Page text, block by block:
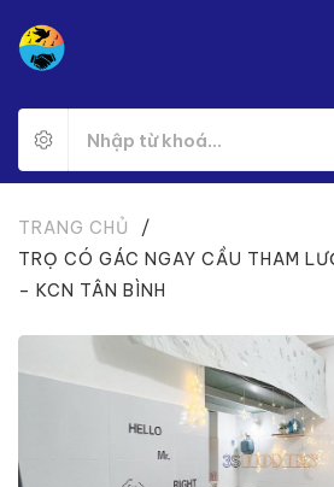
TRANG CHỦ
/
TRỌ CÓ GÁC NGAY CẦU THAM
– KCN TÂN BÌNH